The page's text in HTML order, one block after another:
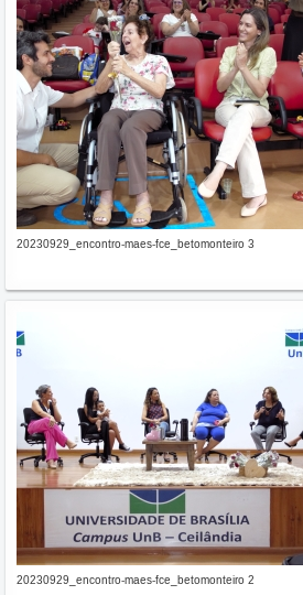
20230929_encontro-maes-fce_betomonteiro 3
20230929_encontro-maes-fce_betomonteiro 2